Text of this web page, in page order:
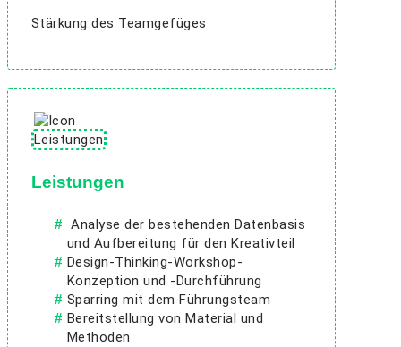
Stärkung des Teamgefüges
Leistungen
Analyse der bestehenden Datenbasis
und Aufbereitung für den Kreativteil
Design-Thinking-Workshop-
Konzeption und -Durchführung
Sparring mit dem Führungsteam
Bereitstellung von Material und
Methoden